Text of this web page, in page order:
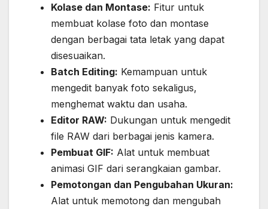
Kolase dan Montase: Fitur untuk
membuat kolase foto dan montase
dengan berbagai tata letak yang dapat
disesuaikan.
Batch Editing: Kemampuan untuk
mengedit banyak foto sekaligus,
menghemat waktu dan usaha.
Editor RAW: Dukungan untuk mengedit
file RAW dari berbagai jenis kamera.
Pembuat GIF: Alat untuk membuat
animasi GIF dari serangkaian gambar.
Pemotongan dan Pengubahan Ukuran:
Alat untuk memotong dan mengubah